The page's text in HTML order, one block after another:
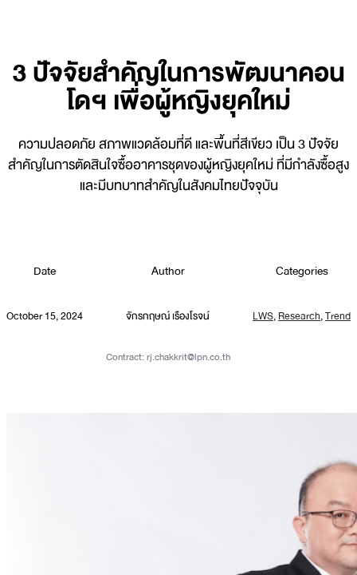
3 ปัจจัยสำคัญในการพัฒนาคอน
โดฯ เพื่อผู้หญิงยุคใหม่
ความปลอดภัย สภาพแวดล้อมที่ดี และพื้นที่สีเขียว เป็น 3 ปัจจัย
สำคัญในการตัดสินใจซื้ออาคารชุดของผู้หญิงยุคใหม่ ที่มีกำลังซื้อสูง
และมีบทบาทสำคัญในสังคมไทยปัจจุบัน
Date
October 15, 2024
Author
จักรกฤษณ์ เรืองโรจน์
Contract:rj.chakkrit@lpn.co.th
Categories
LWS,Research,Trend